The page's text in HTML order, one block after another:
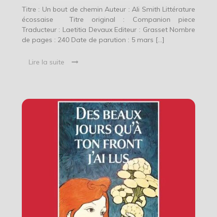
Titre : Un bout de chemin Auteur : Ali Smith Littérature
écossaise Titre original : Companion piece
Traducteur : Laetitia Devaux Editeur : Grasset Nombre
de pages : 240 Date de parution : 5 mars […]
Lire la suite